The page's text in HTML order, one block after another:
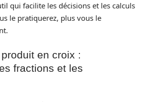
qui facilite les décisions et les calculs
le pratiquerez, plus vous le
en croix :
fractions et les